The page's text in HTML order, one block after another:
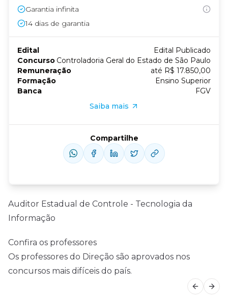
Auditor Estadual de Controle - Tecnologia da
Informação
Confira os professores
Os professores do Direção são aprovados nos
concursos mais difíceis do país.
Garantia infinita
14 dias de garantia
Edital
Edital Publicado
Concurso Controladoria Geral do Estado de São Paulo
Remuneração
até R$ 17.850,00
Formação
Ensino Superior
Banca
FGV
Saiba mais
Compartilhe